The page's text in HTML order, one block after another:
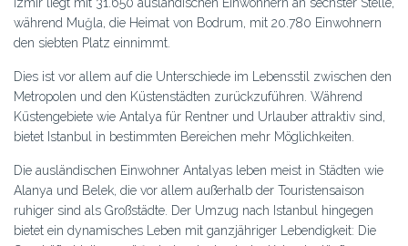
während Muğla, die Heimat von Bodrum, mit 20.780 Einwohnern
den siebten Platz einnimmt.
Dies ist vor allem auf die Unterschiede im Lebensstil zwischen den
Metropolen und den Küstenstädten zurückzuführen. Während
Küstengebiete wie Antalya für Rentner und Urlauber attraktiv sind,
bietet Istanbul in bestimmten Bereichen mehr Möglichkeiten.
Die ausländischen Einwohner Antalyas leben meist in Städten wie
Alanya und Belek, die vor allem außerhalb der Touristensaison
ruhiger sind als Großstädte. Der Umzug nach Istanbul hingegen
bietet ein dynamisches Leben mit ganzjähriger Lebendigkeit: Die